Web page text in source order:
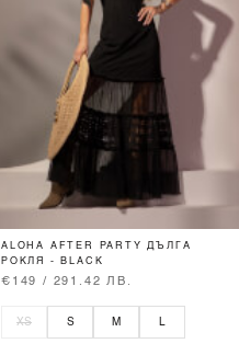
ALOHA AFTER PARTY ДЪЛГА
РОКЛЯ - BLACK
€149 / 291.42 ЛВ.
XS S M